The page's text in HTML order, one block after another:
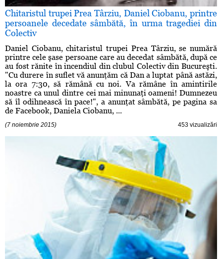
Chitaristul trupei Prea Târziu, Daniel Ciobanu, printre
persoanele decedate sâmbătă, în urma tragediei din
Colectiv
Daniel Ciobanu, chitaristul trupei Prea Târziu, se numără
printre cele şase persoane care au decedat sâmbătă, după ce
au fost rănite în incendiul din clubul Colectiv din Bucureşti.
"Cu durere în suflet vă anunţăm că Dan a luptat până astăzi,
la ora 7:30, să rămână cu noi. Va rămâne în amintirile
noastre ca unul dintre cei mai minunaţi oameni! Dumnezeu
să îl odihnească în pace!", a anunţat sâmbătă, pe pagina sa
de Facebook, Daniela Ciobanu, ...
(7 noiembrie 2015) 453 vizualizări